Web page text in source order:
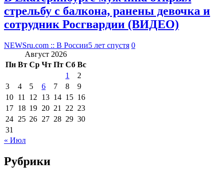
стрельбу с балкона, ранены девочка и
сотрудник Росгвардии (ВИДЕО)
NEWSru.com :: В России5 лет спустя 0
Август 2026
Пн Вт Ср Чт Пт Сб Вс
1
2
3
4 5 6 7 8
9
10 11 12 13 14 15 16
17 18 19 20 21 22 23
24 25 26 27 28 29 30
31
« Июл
Рубрики